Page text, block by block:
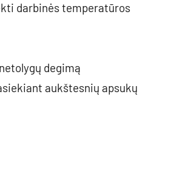
darbinės temperatūros
degimą
aukštesnių apsukų